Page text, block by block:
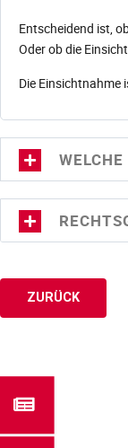
Entscheidend ist,
Oder ob die
Die Einsichtnahme
ZURÜCK